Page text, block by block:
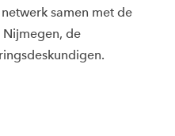
samen met de
Nijmegen, de